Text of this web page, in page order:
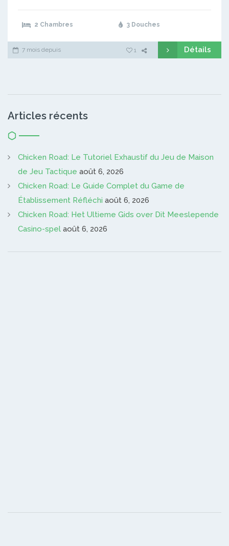
2 Chambres 3 Douches
7 mois depuis 1 Détails
Articles récents
Chicken Road: Le Tutoriel Exhaustif du Jeu de Maison
de Jeu Tactique août 6, 2026
Chicken Road: Le Guide Complet du Game de
Établissement Réfléchi août 6, 2026
Chicken Road: Het Ultieme Gids over Dit Meeslepende
Casino-spel août 6, 2026